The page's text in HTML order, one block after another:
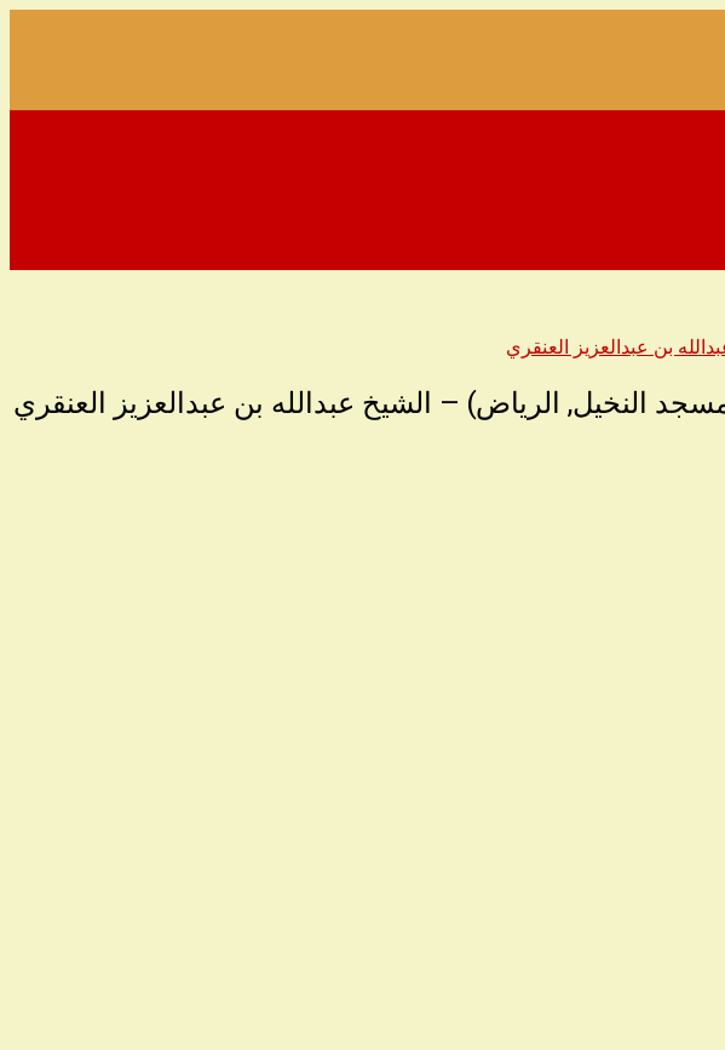
بن عبدالعزيز العنقري
النخيل, الرياض) – الشيخ عبدالله بن عبدالعزيز العنقري